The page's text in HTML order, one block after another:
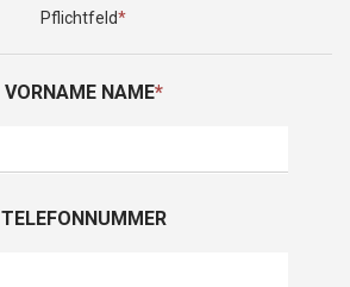
Pflichtfeld*
VORNAME NAME*
TELEFONNUMMER